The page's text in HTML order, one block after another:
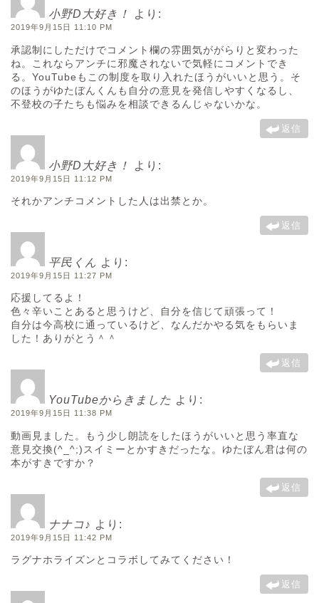
小野D大好き！ より:
2019年9月15日 11:10 PM
承認制にしただけでコメント欄の雰囲気ががらりと変わった
ね。これならアンチに邪魔されないで気軽にコメントでき
る。YouTubeもこの制度を取り入れたほうがいいと思う。そ
のほうがゆたぼんくんも自分の意見を発信しやすくなるし、
不登校の子たちも悩みを相談できるんじゃないかな。
返信
小野D大好き！ より:
2019年9月15日 11:12 PM
それかアンチコメントした人は出禁とか。
返信
平民くん より:
2019年9月15日 11:27 PM
応援してるよ！
色々辛いことあると思うけど、自分を信じて頑張って！
自分は今高校に通っているけど、なんだかやる気をもらいま
した！ありがとう＾＾
返信
YouTubeからきました より:
2019年9月15日 11:38 PM
動画見ました。もう少し朗読をしたほうがいいと思う率直な
意見交換(^_^;)スイミーとかすきだったな。ゆたぼん君は何の
本がすきですか？
返信
ナナコ♪ より:
2019年9月15日 11:42 PM
ラグナホライズンとコラボしてみてください！
返信